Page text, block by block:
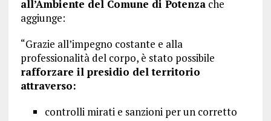
all’Ambiente del Comune di Potenzache
aggiunge:
“Grazie all’impegno costante e alla
professionalità del corpo, è stato possibile
rafforzare il presidio del territorio
attraverso:
controlli mirati e sanzioni per un corretto